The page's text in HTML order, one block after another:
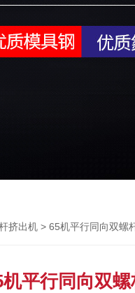
挤出机 > 65机平行同向双螺
机平行同向双